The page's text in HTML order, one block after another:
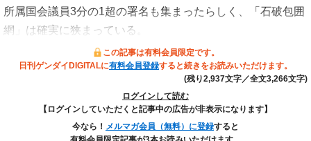
所属国会議員3分の1超の署名も集まったらしく、「石破包囲
網」は確実に狭まっている。
この記事は有料会員限定です。
日刊ゲンダイDIGITALに有料会員登録すると続きをお読みいただけます。
(残り2,937文字／全文3,266文字)
ログインして読む
【ログインしていただくと記事中の広告が非表示になります】
今なら！ メルマガ会員（無料）に登録すると